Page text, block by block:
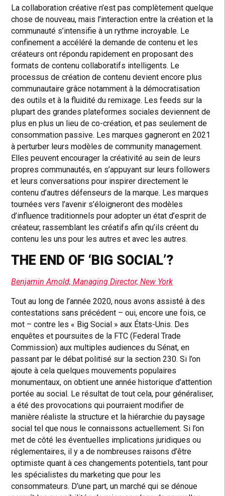
La collaboration créative n’est pas complètement quelque
chose de nouveau, mais l’interaction entre la création et la
communauté s’intensifie à un rythme incroyable. Le
confinement a accéléré la demande de contenu et les
créateurs ont répondu rapidement en proposant des
formats de contenu collaboratifs intelligents. Le
processus de création de contenu devient encore plus
communautaire grâce notamment à la démocratisation
des outils et à la fluidité du remixage. Les feeds sur la
plupart des grandes plateformes sociales deviennent de
plus en plus un lieu de co-création, et pas seulement de
consommation passive. Les marques gagneront en 2021
à perturber leurs modèles de community management.
Elles peuvent encourager la créativité au sein de leurs
propres communautés, en s’appuyant sur leurs followers
et leurs conversations pour inspirer directement le
contenu d’autres défenseurs de la marque. Les marques
tournées vers l’avenir s’éloigneront des modèles
d’influence traditionnels pour adopter un état d’esprit de
créateur, rassemblant les créatifs afin qu’ils créent du
contenu les uns pour les autres et avec les autres.
THE END OF ‘BIG SOCIAL’?
Benjamin Arnold, Managing Director, New York
Tout au long de l’année 2020, nous avons assisté à des
contestations sans précédent – oui, encore une fois, ce
mot – contre les « Big Social » aux États-Unis. Des
enquêtes et poursuites de la FTC (Federal Trade
Commission) aux multiples audiences du Sénat, en
passant par le débat politisé sur la section 230. Si l’on
ajoute à cela quelques mouvements populaires
monumentaux, on obtient une année historique d’attention
portée au social. Le résultat de tout cela, pour généraliser,
a été des provocations qui pourraient modifier de
manière réaliste la structure et la hiérarchie du paysage
social tel que nous le connaissons actuellement. Si l’on
met de côté les éventuelles implications juridiques ou
réglementaires, il y a de nombreuses raisons d’être
optimiste quant à ces changements potentiels, tant pour
les spécialistes du marketing que pour les
consommateurs. D’une part, un marché qui se dénoue